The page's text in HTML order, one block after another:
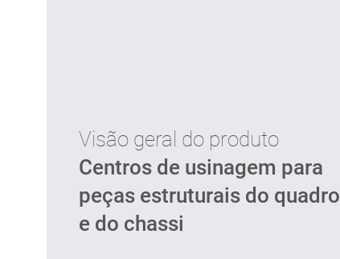
Visão geral do produto
Centros de usinagem para
peças estruturais do quadro
e do chassi